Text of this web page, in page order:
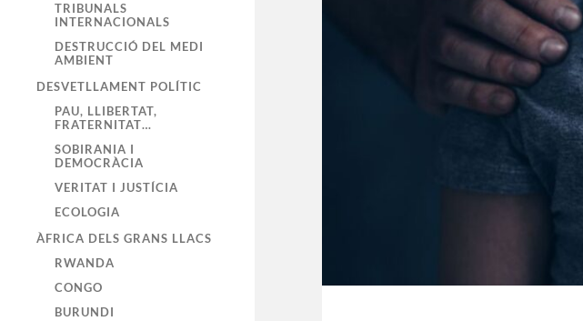
TRIBUNALS
INTERNACIONALS
DESTRUCCIÓ DEL MEDI
AMBIENT
DESVETLLAMENT POLÍTIC
PAU, LLIBERTAT,
FRATERNITAT…
SOBIRANIA I
DEMOCRÀCIA
VERITAT I JUSTÍCIA
ECOLOGIA
ÀFRICA DELS GRANS LLACS
RWANDA
CONGO
BURUNDI